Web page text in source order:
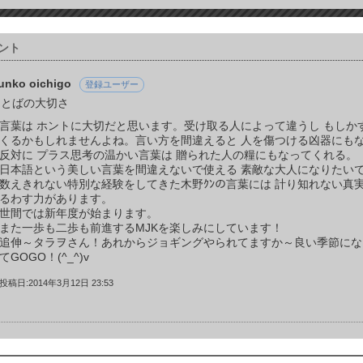
ト
oichigo 登録ユーザー
ばの大切さ
言葉は ホントに大切だと思います。受け取る人によって違うし もし
くるかもしれませんよね。言い方を間違えると 人を傷つける凶器にも
反対に プラス思考の温かい言葉は 贈られた人の糧にもなってくれる。
日本語という美しい言葉を間違えないで使える 素敵な大人になりたい
数えきれない特別な経験をしてきた木野ｸﾝの言葉には 計り知れない真
るわす力があります。
世間では新年度が始まります。
また一歩も二歩も前進するMJKを楽しみにしています！
追伸～タラヲさん！あれからジョギングやられてますか～良い季節に
てGOGO！(^_^)v
投稿日:2014年3月12日 23:53